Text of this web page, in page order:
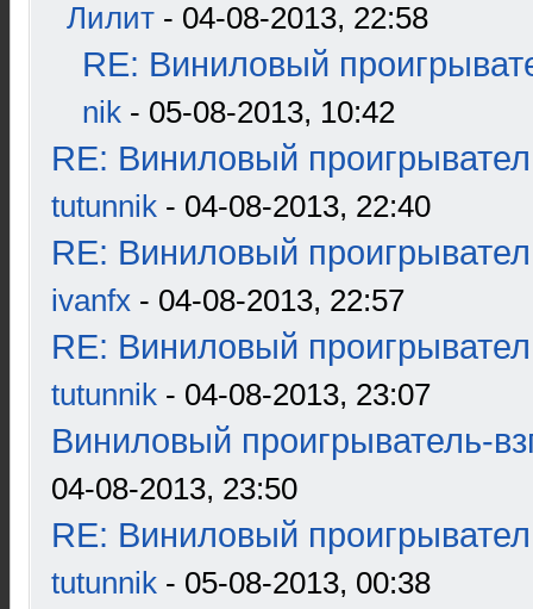
Лилит - 04-08-2013, 22:58
RE: Виниловый
nik - 05-08-2013, 10:42
RE: Виниловый
tutunnik - 04-08-2013, 22:40
RE: Виниловый
ivanfx - 04-08-2013, 22:57
RE: Виниловый
tutunnik - 04-08-2013, 23:07
Виниловый проигрыватель-
04-08-2013, 23:50
RE: Виниловый
tutunnik - 05-08-2013, 00:38